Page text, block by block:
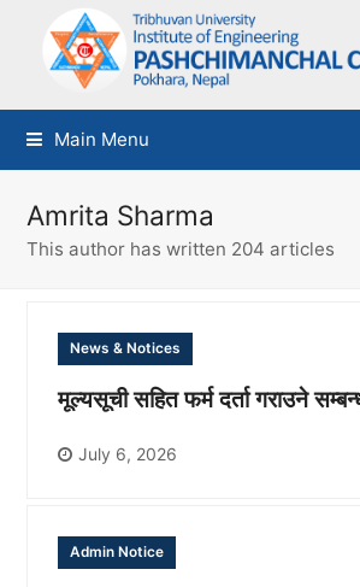
Main Menu
Amrita Sharma
This author has written 204 articles
News & Notices
मूल्यसूची सहित फर्म दर्ता गराउने
July 6, 2026
Admin Notice